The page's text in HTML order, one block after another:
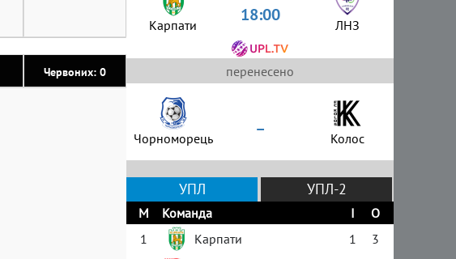
Червоних: 0
Карпати 18:00 ЛНЗ
перенесено
Чорноморець – Колос
УПЛ УПЛ-2
М Команда І
О
1
Карпати 1
3